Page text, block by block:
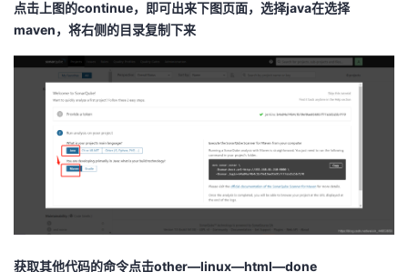
点击上图的continue，即可出来下图页面，选择java在选择
maven，将右侧的目录复制下来
获取其他代码的命令点击other—linux—html—done